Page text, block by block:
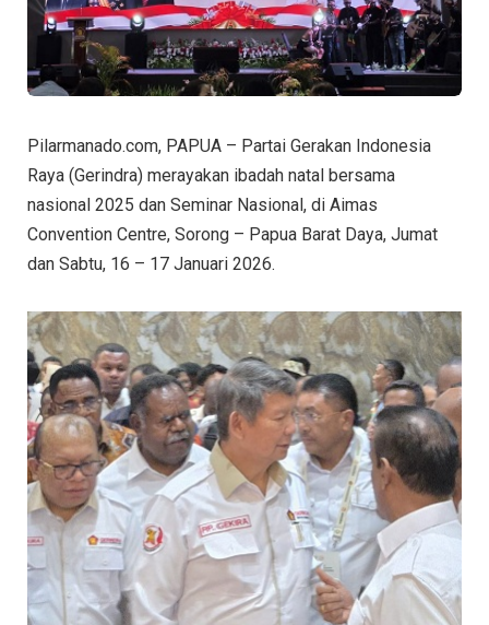
Pilarmanado.com, PAPUA – Partai Gerakan Indonesia
Raya (Gerindra) merayakan ibadah natal bersama
nasional 2025 dan Seminar Nasional, di Aimas
Convention Centre, Sorong – Papua Barat Daya, Jumat
dan Sabtu, 16 – 17 Januari 2026.